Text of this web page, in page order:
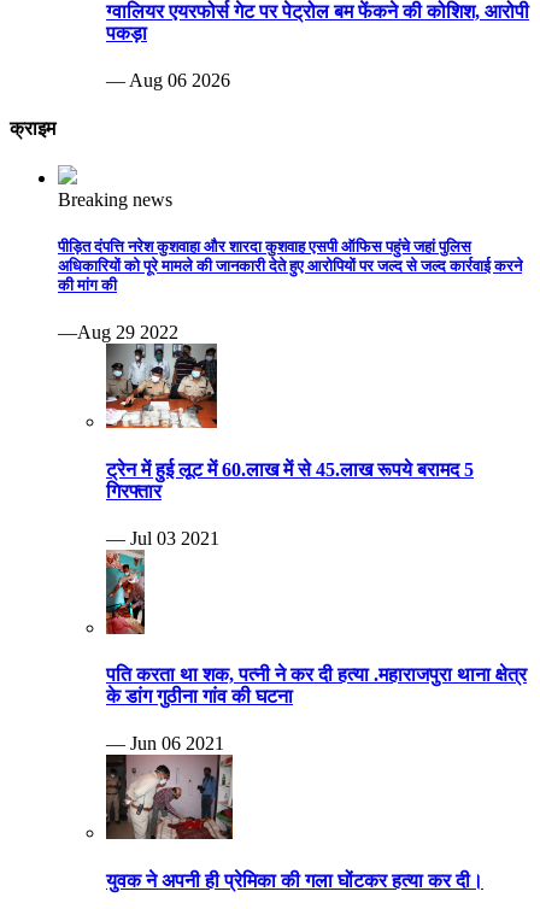
ग्वालियर एयरफोर्स गेट पर पेट्रोल बम फेंकने की कोशिश, आरोपी
पकड़ा
— Aug 06 2026
क्राइम
Breaking news
पीड़ित दंपत्ति नरेश कुशवाहा और शारदा कुशवाह एसपी ऑफिस पहुंचे जहां पुलिस
अधिकारियों को पूरे मामले की जानकारी देते हुए आरोपियों पर जल्द से जल्द कार्रवाई करने
की मांग की
—Aug 29 2022
ट्रेन में हुई लूट में 60.लाख में से 45.लाख रूपये बरामद 5
गिरफ्तार
— Jul 03 2021
पति करता था शक, पत्नी ने कर दी हत्या .महाराजपुरा थाना क्षेत्र
के डांग गुठीना गांव की घटना
— Jun 06 2021
युवक ने अपनी ही प्रेमिका की गला घोंटकर हत्या कर दी।